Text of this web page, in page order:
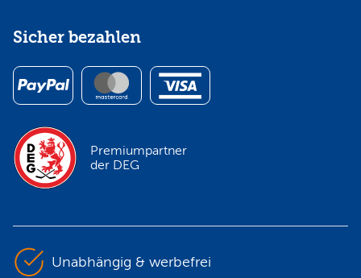
Sicher bezahlen
Premiumpartner
der DEG
Unabhängig & werbefrei